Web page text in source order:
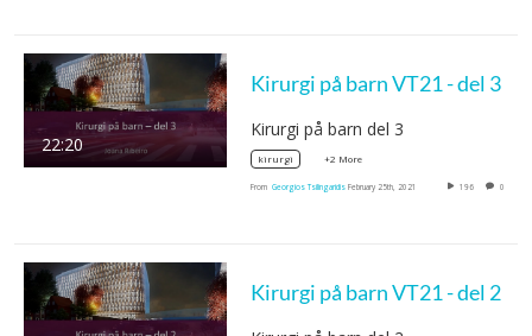
22:20
Kirurgi på barn VT21 - del 3
Kirurgi på barn del 3
kirurgi +2 More
From Georgios Tsilingaridis February 25th, 2021 196 0
Kirurgi på barn VT21 - del 2